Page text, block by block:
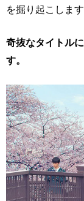
を掘り起こします
奇抜なタイトル
す。